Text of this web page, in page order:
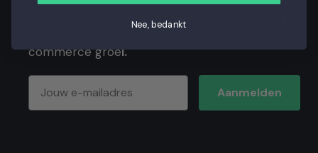
interviews van experts, allemaal gericht op e-
commerce groei.
Aanmelden
Nee, bedankt